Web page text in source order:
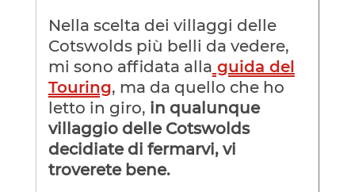
Nella scelta dei villaggi delle
Cotswolds più belli da vedere,
mi sono affidata alla guida del
Touring, ma da quello che ho
letto in giro, in qualunque
villaggio delle Cotswolds
decidiate di fermarvi, vi
troverete bene.